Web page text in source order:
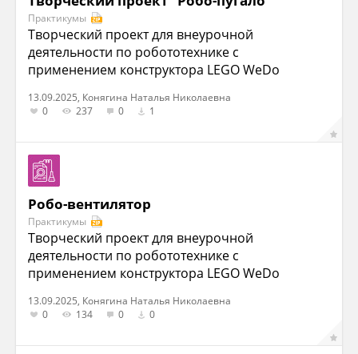
Практикумы
Творческий проект для внеурочной
деятельности по робототехнике с
применением конструктора LEGO WeDo
13.09.2025, Конягина Наталья Николаевна
0
237 0 1
Робо-вентилятор
Практикумы
Творческий проект для внеурочной
деятельности по робототехнике с
применением конструктора LEGO WeDo
13.09.2025, Конягина Наталья Николаевна
0
134 0 0